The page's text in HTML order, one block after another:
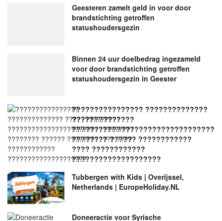
Geesteren zamelt geld in voor door
brandstichting getroffen
statushoudersgezin
Binnen 24 uur doelbedrag ingezameld
voor door brandstichting getroffen
statushoudersgezin in Geester
???????????????? ??????????????
??????????????
????????????????????????????????
???????? ?????? ????????????
???? ????????????
????????????????????
Tubbergen with Kids | Overijssel,
Netherlands | EuropeHoliday.NL
Doneeractie voor Syrische